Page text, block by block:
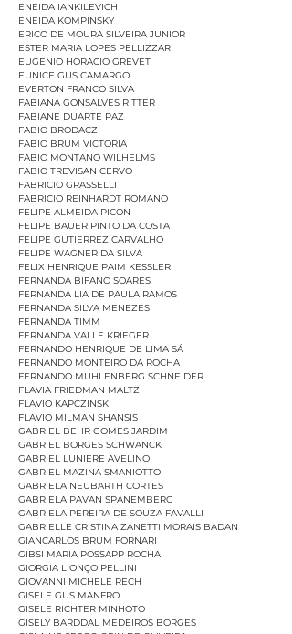
ENEIDA IANKILEVICH
ENEIDA KOMPINSKY
ERICO DE MOURA SILVEIRA JUNIOR
ESTER MARIA LOPES PELLIZZARI
EUGENIO HORACIO GREVET
EUNICE GUS CAMARGO
EVERTON FRANCO SILVA
FABIANA GONSALVES RITTER
FABIANE DUARTE PAZ
FABIO BRODACZ
FABIO BRUM VICTORIA
FABIO MONTANO WILHELMS
FABIO TREVISAN CERVO
FABRICIO GRASSELLI
FABRICIO REINHARDT ROMANO
FELIPE ALMEIDA PICON
FELIPE BAUER PINTO DA COSTA
FELIPE GUTIERREZ CARVALHO
FELIPE WAGNER DA SILVA
FELIX HENRIQUE PAIM KESSLER
FERNANDA BIFANO SOARES
FERNANDA LIA DE PAULA RAMOS
FERNANDA SILVA MENEZES
FERNANDA TIMM
FERNANDA VALLE KRIEGER
FERNANDO HENRIQUE DE LIMA SÁ
FERNANDO MONTEIRO DA ROCHA
FERNANDO MUHLENBERG SCHNEIDER
FLAVIA FRIEDMAN MALTZ
FLAVIO KAPCZINSKI
FLAVIO MILMAN SHANSIS
GABRIEL BEHR GOMES JARDIM
GABRIEL BORGES SCHWANCK
GABRIEL LUNIERE AVELINO
GABRIEL MAZINA SMANIOTTO
GABRIELA NEUBARTH CORTES
GABRIELA PAVAN SPANEMBERG
GABRIELA PEREIRA DE SOUZA FAVALLI
GABRIELLE CRISTINA ZANETTI MORAIS BADAN
GIANCARLOS BRUM FORNARI
GIBSI MARIA POSSAPP ROCHA
GIORGIA LIONÇO PELLINI
GIOVANNI MICHELE RECH
GISELE GUS MANFRO
GISELE RICHTER MINHOTO
GISELY BARDDAL MEDEIROS BORGES